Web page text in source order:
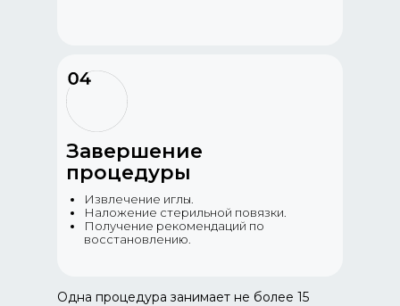
Одна процедура занимает не более 15
Извлечение иглы.
Наложение стерильной повязки.
Получение рекомендаций по
восстановлению.
Завершение
процедуры